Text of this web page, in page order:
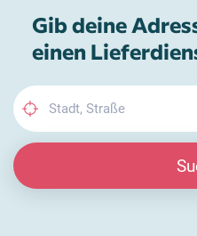
Gib deine
einen